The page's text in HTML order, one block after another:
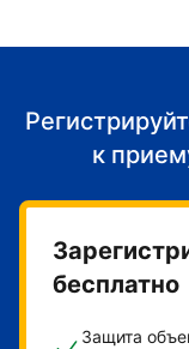
к
бесплатно
Защита